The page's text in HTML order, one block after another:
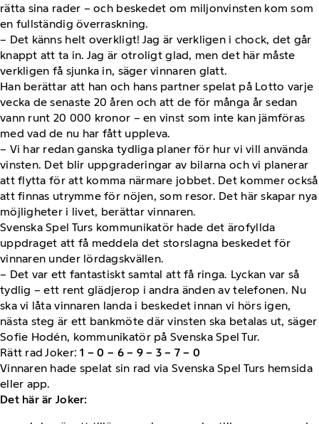
rätta sina rader – och beskedet om miljonvinsten kom som
en fullständig överraskning.
– Det känns helt overkligt! Jag är verkligen i chock, det går
knappt att ta in. Jag är otroligt glad, men det här måste
verkligen få sjunka in, säger vinnaren glatt.
Han berättar att han och hans partner spelat på Lotto varje
vecka de senaste 20 åren och att de för många år sedan
vann runt 20 000 kronor – en vinst som inte kan jämföras
med vad de nu har fått uppleva.
– Vi har redan ganska tydliga planer för hur vi vill använda
vinsten. Det blir uppgraderingar av bilarna och vi planerar
att flytta för att komma närmare jobbet. Det kommer också
att finnas utrymme för nöjen, som resor. Det här skapar nya
möjligheter i livet, berättar vinnaren.
Svenska Spel Turs kommunikatör hade det ärofyllda
uppdraget att få meddela det storslagna beskedet för
vinnaren under lördagskvällen.
– Det var ett fantastiskt samtal att få ringa. Lyckan var så
tydlig – ett rent glädjerop i andra änden av telefonen. Nu
ska vi låta vinnaren landa i beskedet innan vi hörs igen,
nästa steg är ett bankmöte där vinsten ska betalas ut, säger
Sofie Hodén, kommunikatör på Svenska Spel Tur.
Rätt rad Joker:1 – 0 – 6 – 9 – 3 – 7 – 0
Vinnaren hade spelat sin rad via Svenska Spel Turs hemsida
eller app.
Det här är Joker: